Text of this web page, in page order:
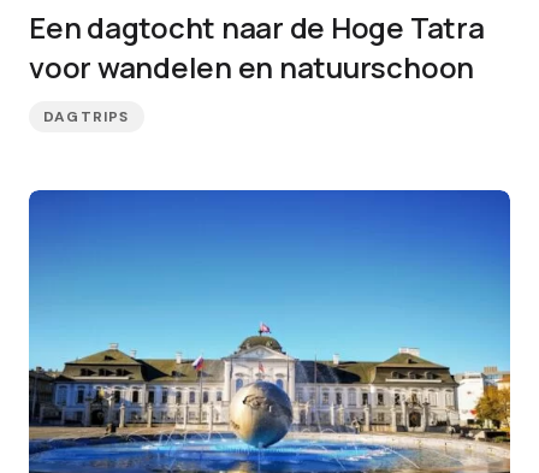
Een dagtocht naar de Hoge Tatra
voor wandelen en natuurschoon
DAGTRIPS